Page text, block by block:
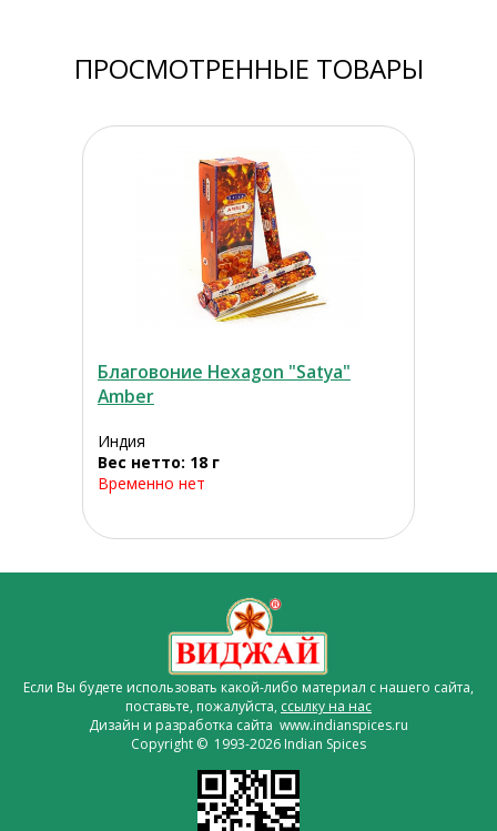
ПРОСМОТРЕННЫЕ ТОВАРЫ
Благовоние Hexagon "Satya"
Amber
Индия
Вес нетто: 18 г
Временно нет
Если Вы будете использовать какой-либо материал с нашего сайта,
поставьте, пожалуйста, ссылку на нас
Дизайн и разработка сайта www.indianspices.ru
Copyright © 1993-2026 Indian Spices